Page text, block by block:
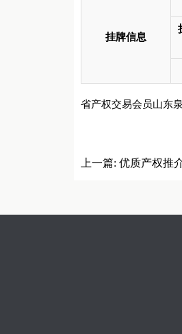
挂牌信息
省产权交易会员山东
上一篇: 优质产权推